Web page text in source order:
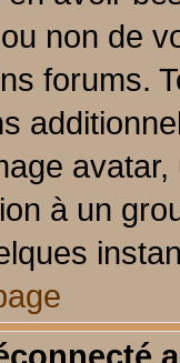
non de
forums.
à un